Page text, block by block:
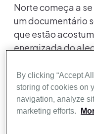
Norte começa a
um documentário
que estão
energizada do
instruções
sua cadeira
atrasados, as
brinquedos ficam
cronograma de
A Sra. Noel,
By clicking “Accept
storing of cookies on
navigation, analyze
marketing efforts.